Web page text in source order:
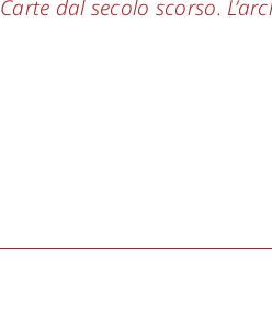
Carte dal secolo scorso.